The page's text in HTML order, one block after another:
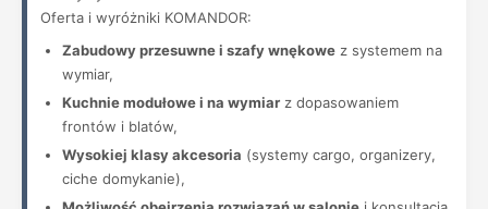
Oferta i wyróżniki KOMANDOR:
Zabudowy przesuwne i szafy wnękowe z systemem na
wymiar,
Kuchnie modułowe i na wymiar z dopasowaniem
frontów i blatów,
Wysokiej klasy akcesoria (systemy cargo, organizery,
ciche domykanie),